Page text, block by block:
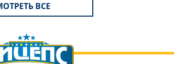
ВСЕ